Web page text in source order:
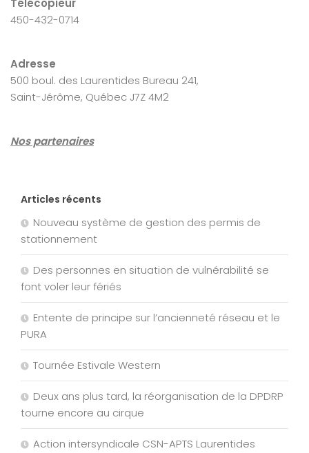
Télécopieur
450-432-0714
Adresse
500 boul. des Laurentides Bureau 241,
Saint-Jérôme, Québec J7Z 4M2
Nos partenaires
Articles récents
Nouveau système de gestion des permis de
stationnement
Des personnes en situation de vulnérabilité se
font voler leur fériés
Entente de principe sur l’ancienneté réseau et le
PURA
Tournée Estivale Western
Deux ans plus tard, la réorganisation de la DPDRP
tourne encore au cirque
Action intersyndicale CSN-APTS Laurentides